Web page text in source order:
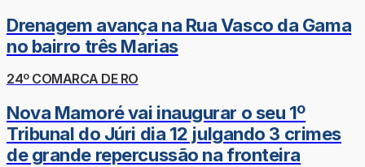
Drenagem avança na Rua Vasco da Gama
no bairro três Marias
24º COMARCA DE RO
Nova Mamoré vai inaugurar o seu 1º
Tribunal do Júri dia 12 julgando 3 crimes
de grande repercussão na fronteira